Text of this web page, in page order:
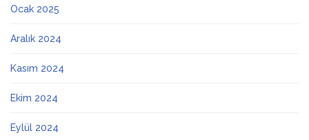
Ocak 2025
Aralık 2024
Kasım 2024
Ekim 2024
Eylül 2024